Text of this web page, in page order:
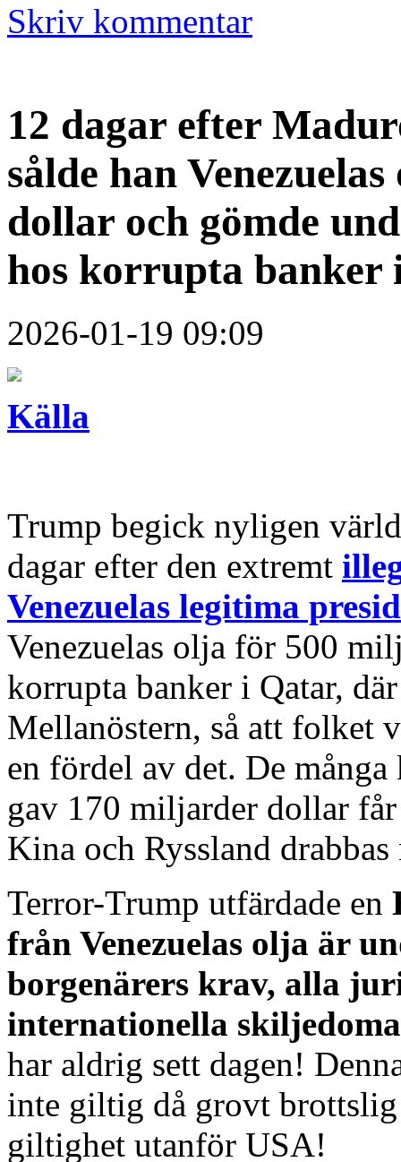
Skriv kommentar
12 dagar efter
sålde han
dollar och gömde
hos korrupta banker
2026-01-19 09:09
Källa
Trump begick nyligen
dagar efter den extremt
Venezuelas legitima
Venezuelas olja för 500
korrupta banker i Qatar,
Mellanöstern, så att folket
en fördel av det. De
gav 170 miljarder dollar
Kina och Ryssland
Terror-Trump utfärdade en
från Venezuelas olja är
borgenärers krav, alla
internationella
har aldrig sett dagen!
inte giltig då grovt
giltighet utanför USA!